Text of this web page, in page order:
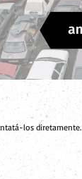
los diretamente.